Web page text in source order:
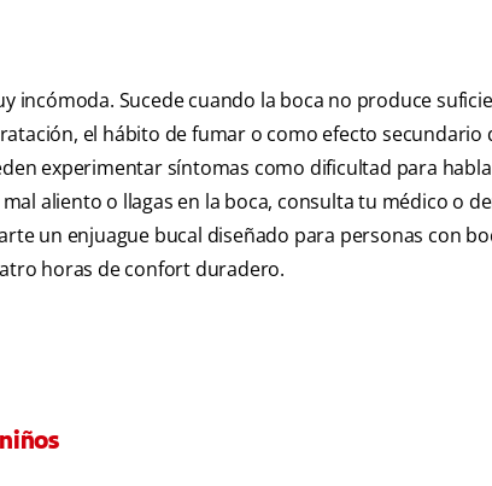
incómoda. Sucede cuando la boca no produce
el hábito de fumar o como efecto
experimentar síntomas como dificultad para
aliento o llagas en la boca, consulta tu médico o
un enjuague bucal diseñado para personas con
horas de confort duradero.